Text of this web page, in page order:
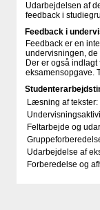
Udarbejdelsen af
feedback i
Feedback i
Feedback er en
undervisningen,
Der er også
eksamensopgave.
Læsning af tekster:
Feltarbejde og
Udarbejdelse af
Forberedelse og